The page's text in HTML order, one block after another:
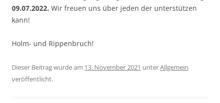
09.07.2022. Wir freuen uns über jeden der unterstützen
kann!
Holm- und Rippenbruch!
Dieser Beitrag wurde am 13. November 2021 unterAllgemein
veröffentlicht.